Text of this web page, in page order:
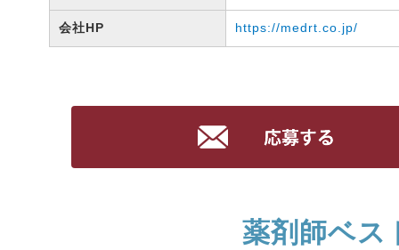
会社HP https://medrt.co.jp/
薬剤師ベス